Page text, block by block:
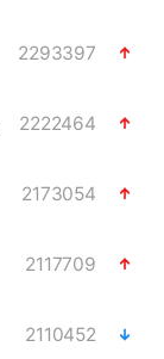
2293397
2222464
2173054
2117709
2110452